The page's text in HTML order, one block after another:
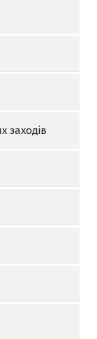
заходів